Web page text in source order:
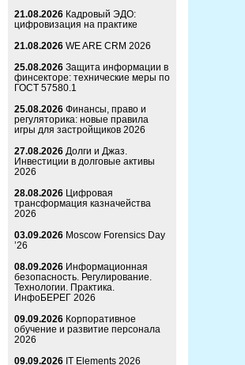
21.08.2026 Кадровый ЭДО:
цифровизация на практике
21.08.2026 WE ARE CRM 2026
25.08.2026 Защита информации в
финсекторе: технические меры по
ГОСТ 57580.1
25.08.2026 Финансы, право и
регуляторика: новые правила
игры для застройщиков 2026
27.08.2026 Долги и Джаз.
Инвестиции в долговые активы
2026
28.08.2026 Цифровая
трансформация казначейства
2026
03.09.2026 Moscow Forensics Day
’26
08.09.2026 Информационная
безопасность. Регулирование.
Технологии. Практика.
ИнфоБЕРЕГ 2026
09.09.2026 Корпоративное
обучение и развитие персонала
2026
09.09.2026 IT Elements 2026